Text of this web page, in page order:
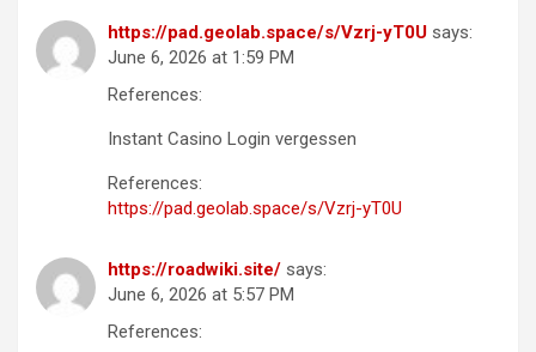
https://pad.geolab.space/s/Vzrj-yT0U says:
June 6, 2026 at 1:59 PM
References:
Instant Casino Login vergessen
References:
https://pad.geolab.space/s/Vzrj-yT0U
https://roadwiki.site/ says:
June 6, 2026 at 5:57 PM
References: